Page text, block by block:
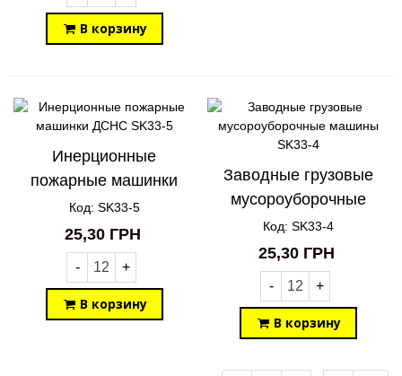
В корзину
Инерционные
пожарные машинки
ДСНС SK33-5
Код: SK33-5
25,30 ГРН
- +
В корзину
Заводные грузовые
мусороуборочные
машины SK33-4
Код: SK33-4
25,30 ГРН
- +
В корзину